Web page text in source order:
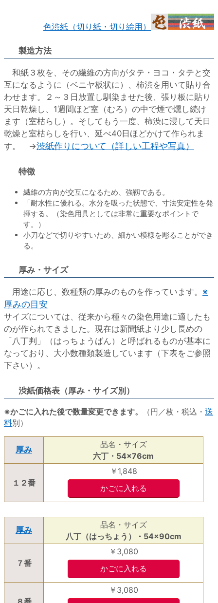
色渋紙（切り紙・切り絵用）
製造方法
和紙３枚を、その繊維の方向がタテ・ヨコ・タテと交
互になるように（ベニヤ板状に）、柿渋を用いて貼り合
わせます。２～３日放置し馴染ませた後、張り板に貼り
天日乾燥し、1週間ほど室（むろ）の中で煙で燻し続け
ます（室枯らし）。そしてもう一度、柿渋に浸して天日
乾燥と室枯らしを行い、延べ40日ほどかけて作られま
す。 →渋紙作りについて（詳しい工程や写真）
特徴
繊維の方向が交互になるため、強靱である。
「耐水性に優れる。水分を吸った状態で、寸法安定性を発
揮する。（染色用具としては非常に重要なポイントで
す。）
小刀などで切りやすいため、細かい模様を彫ることができ
る。
厚み・サイズ
用途に応じ、数種類の厚みのものを作っています。 ※
厚みの目安
サイズについては、従来から種々の染色用途に適したも
のが作られてきました。現在は新聞紙より少し長めの
「八丁判」（はっちょうばん）と呼ばれるものが基本に
なっており、大小数種類製造しています（下表をご参照
下さい）。
渋紙価格表（厚み・サイズ別）
※かごに入れた後で数量変更できます。 （円／枚・税込・ 送
料別）
厚み
品名・サイズ
六丁・54×76cm
１２番
￥1,848
厚み
品名・サイズ
八丁（はっちょう）・54×90cm
７番
￥3,080
￥3,080